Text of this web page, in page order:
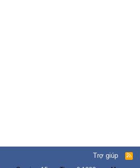
Trợ giúp
R